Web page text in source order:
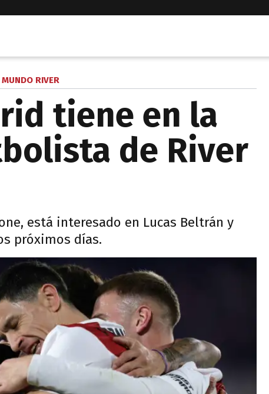
MUNDO RIVER
tiene en la
de River
está interesado en Lucas Beltrán y
próximos días.